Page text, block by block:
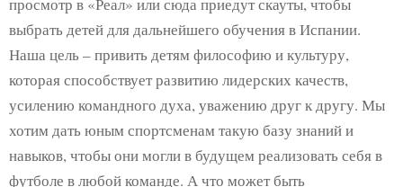
выбрать детей для дальнейшего обучения в Испании.
Наша цель – привить детям философию и культуру,
которая способствует развитию лидерских качеств,
усилению командного духа, уважению друг к другу. Мы
хотим дать юным спортсменам такую базу знаний и
навыков, чтобы они могли в будущем реализовать себя в
футболе в любой команде. А что может быть